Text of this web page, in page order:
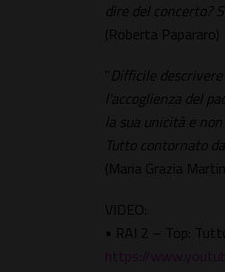
dire del concerto?
(Roberta Papararo)
"Difficile
l'accoglienza del
la sua unicità e
Tutto contornato
(Maria Grazia
VIDEO:
• RAI 2 – Top:
https://